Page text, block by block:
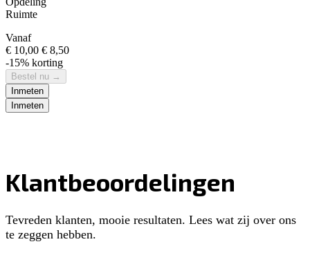
Ruimte
Vanaf
€ 10,00 € 8,50
-15% korting
Bestel nu →
Inmeten
Inmeten
Klantbeoordelingen
Tevreden klanten, mooie resultaten. Lees wat zij over ons
te zeggen hebben.